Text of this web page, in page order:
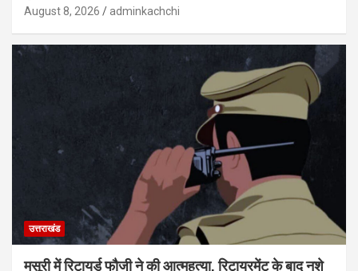
August 8, 2026 adminkachchi
उत्तराखंड
मसूरी में रिटायर्ड फौजी ने की आत्महत्या, रिटायरमेंट के बाद नशे